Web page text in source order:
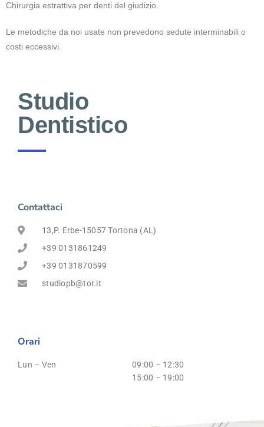
Chirurgia estrattiva per denti del giudizio.
Le metodiche da noi usate non prevedono sedute interminabili o
costi eccessivi.
Studio
Dentistico
Contattaci
13,P. Erbe-15057 Tortona (AL)
+39 0131861249
+39 0131870599
studiopb@tor.it
Orari
Lun – Ven
09:00 – 12:30
15:00 – 19:00